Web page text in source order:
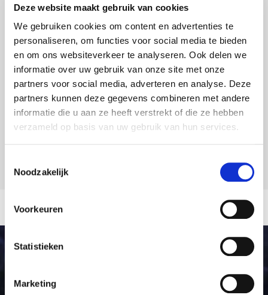
Deze website maakt gebruik van cookies
We gebruiken cookies om content en advertenties te
personaliseren, om functies voor social media te bieden
en om ons websiteverkeer te analyseren. Ook delen we
informatie over uw gebruik van onze site met onze
partners voor social media, adverteren en analyse. Deze
partners kunnen deze gegevens combineren met andere
informatie die u aan ze heeft verstrekt of die ze hebben
verzameld op basis van uw gebruik van hun services.
Noodzakelijk
Voorkeuren
Statistieken
Marketing
Foxx AV projects | 02 Mrz 2023